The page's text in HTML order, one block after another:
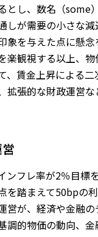
とし、数名（some
しが需要の小さな
象を与えた点に懸
楽観視する以上、
、賃金上昇による
拡張的な財政運営
ンフレ率が2％目標
を踏まえて50bpの
営が、経済や金融
調的物価の動向、